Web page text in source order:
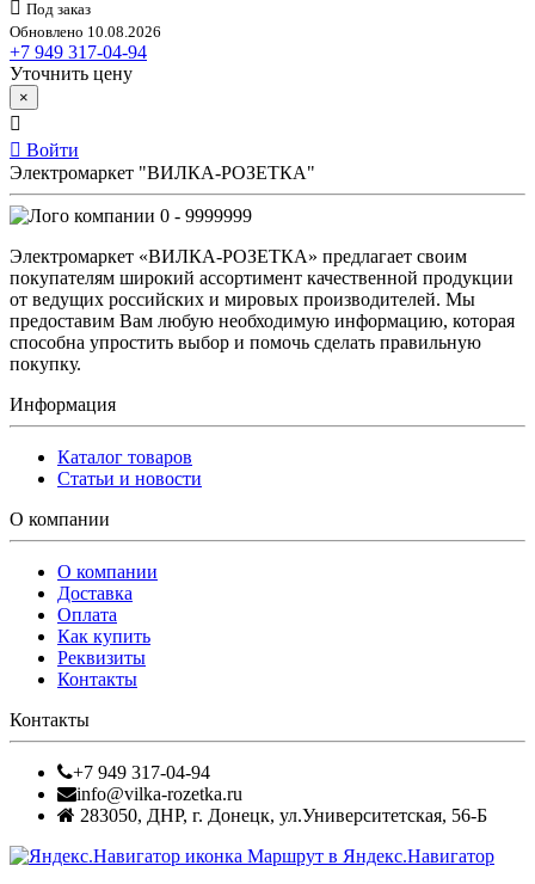
Под заказ
Обновлено 10.08.2026
+7 949 317-04-94
Уточнить цену
×
Войти
Электромаркет "ВИЛКА-РОЗЕТКА"
0 - 9999999
Электромаркет «ВИЛКА-РОЗЕТКА» предлагает своим
покупателям широкий ассортимент качественной продукции
от ведущих российских и мировых производителей. Мы
предоставим Вам любую необходимую информацию, которая
способна упростить выбор и помочь сделать правильную
покупку.
Информация
Каталог товаров
Статьи и новости
О компании
О компании
Доставка
Оплата
Как купить
Реквизиты
Контакты
Контакты
+7 949 317-04-94
info@vilka-rozetka.ru
283050, ДНР, г. Донецк, ул.Университетская, 56-Б
Маршрут в Яндекс.Навигатор